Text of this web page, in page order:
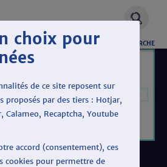
OUVRIR
RECHERCHE
choix pour
de ce site reposent sur
proposés par des tiers : Hotjar,
Calameo, Recaptcha, Youtube
accord (consentement), ces
cookies pour permettre de